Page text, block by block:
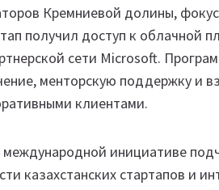
Кремниевой долины,
получил доступ к облачной
сети Microsoft.
менторскую поддержку и
клиентами.
международной инициативе
казахстанских стартапов и